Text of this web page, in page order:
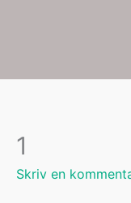
1
Skriv en